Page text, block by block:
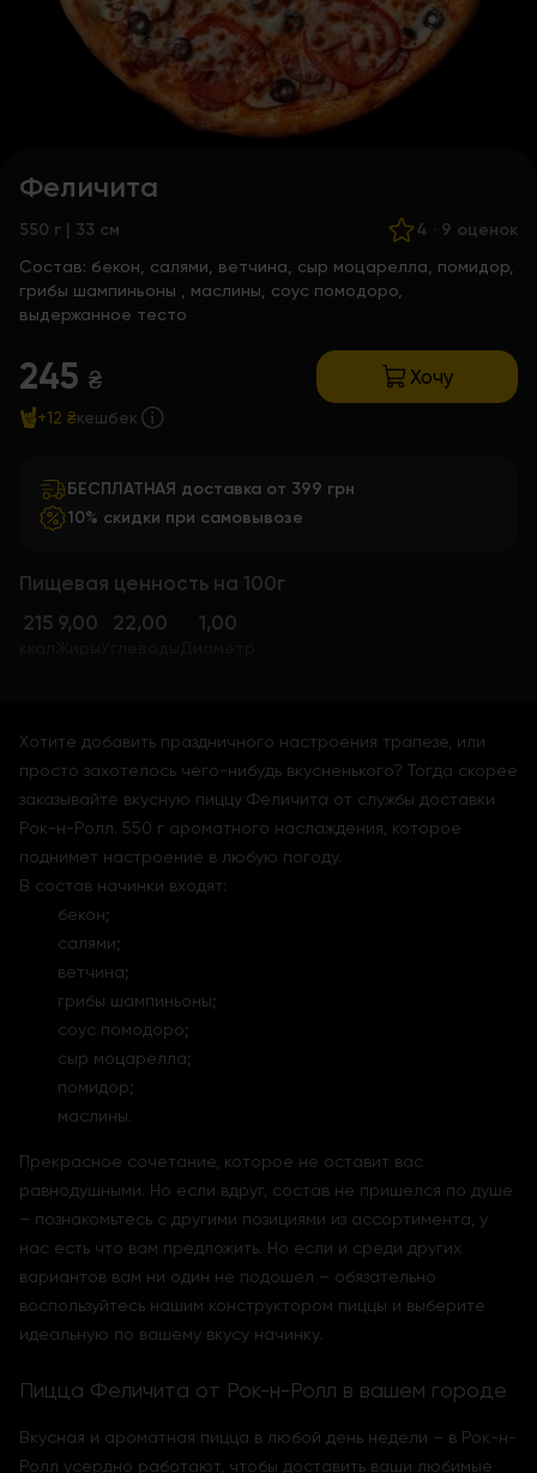
Феличита
550 г | 33 см 4 · 9 оценок
Состав: бекон, салями, ветчина, сыр моцарелла, помидор,
грибы шампиньоны , маслины, соус помодоро,
выдержанное тесто
245 ₴ Хочу
+12 ₴кешбек
БЕСПЛАТНАЯ доставка от 399 грн
10% скидки при самовывозе
Пищевая ценность на 100г
215 9,00 22,00 1,00
Хотите добавить праздничного настроения трапезе, или
просто захотелось чего-нибудь вкусненького? Тогда скорее
заказывайте вкусную пиццу Феличита от службы доставки
Рок-н-Ролл. 550 г ароматного наслаждения, которое
поднимет настроение в любую погоду.
В состав начинки входят:
бекон;
салями;
ветчина;
грибы шампиньоны;
соус помодоро;
сыр моцарелла;
помидор;
маслины.
Прекрасное сочетание, которое не оставит вас
равнодушными. Но если вдруг, состав не пришелся по душе
– познакомьтесь с другими позициями из ассортимента, у
нас есть что вам предложить. Но если и среди других
вариантов вам ни один не подошел – обязательно
воспользуйтесь нашим конструктором пиццы и выберите
идеальную по вашему вкусу начинку.
Пицца Феличита от Рок-н-Ролл в вашем городе
Вкусная и ароматная пицца в любой день недели – в Рок-н-
Ролл усердно работают, чтобы доставить ваши любимые